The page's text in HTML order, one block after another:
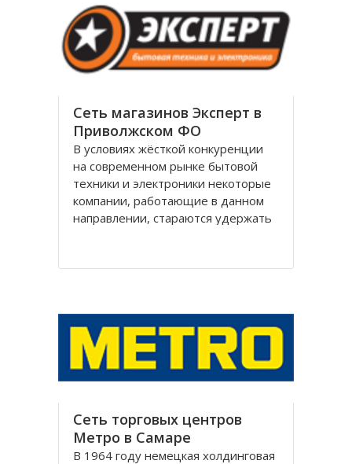
белой гамме
Сеть магазинов Эксперт в
Приволжском ФО
В условиях жёсткой конкуренции
на современном рынке бытовой
техники и электроники некоторые
компании, работающие в данном
направлении, стараются удержать
«Эксперт» имеет такую
Сеть торговых центров
Метро в Самаре
В 1964 году немецкая холдинговая